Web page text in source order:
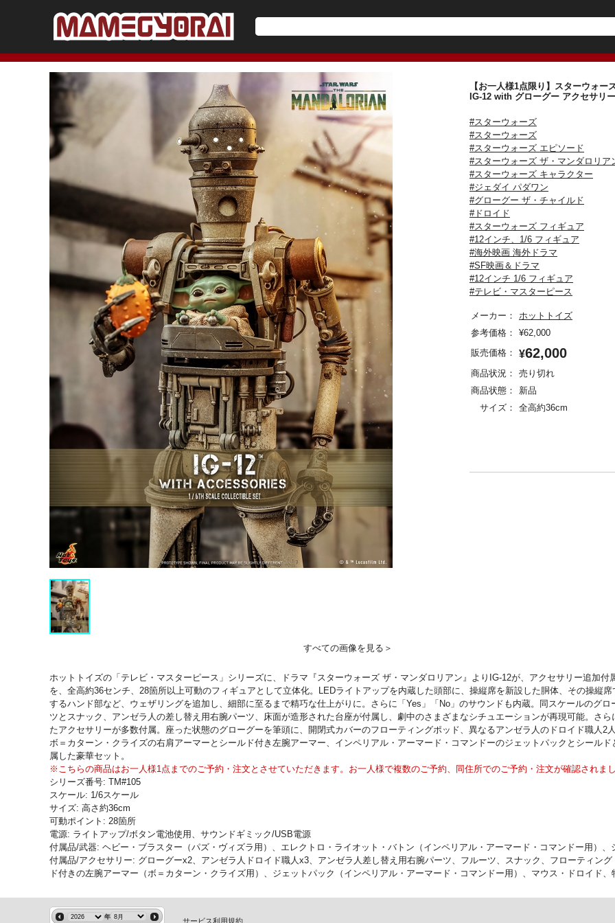
すべての画像を見る＞
【お一人様1点限り】スターウォ
IG-12 with グローグー アクセサ
#スターウォーズ
#スターウォーズ
#スターウォーズ エピソード
#スターウォーズ ザ・マンダロリア
#スターウォーズ キャラクター
#ジェダイ パダワン
#グローグー ザ・チャイルド
#ドロイド
#スターウォーズ フィギュア
#12インチ、1/6 フィギュア
#海外映画 海外ドラマ
#SF映画＆ドラマ
#12インチ 1/6 フィギュア
#テレビ・マスターピース
メーカー：
ホットトイズ
参考価格：
¥62,000
販売価格：
¥62,000
商品状況：
売り切れ
商品状態：
新品
サイズ：
全高約36cm
ホットトイズの「テレビ・マスターピース」シリーズに、ドラマ『スターウォーズ ザ・マンダロリアン』よりIG-12が、アクセサリー追加
を、全高約36センチ、28箇所以上可動のフィギュアとして立体化。LEDライトアップを内蔵した頭部に、操縦席を新設した胴体、その操縦
するハンド部など、ウェザリングを追加し、細部に至るまで精巧な仕上がりに。さらに「Yes」「No」のサウンドも内蔵。同スケールのグ
ツとスナック、アンゼラ人の差し替え用右腕パーツ、床面が造形された台座が付属し、劇中のさまざまなシチュエーションが再現可能。さ
たアクセサリーが多数付属。座った状態のグローグーを筆頭に、開閉式カバーのフローティングポッド、異なるアンゼラ人のドロイド職人
ボ＝カターン・クライズの右肩アーマーとシールド付き左腕アーマー、インペリアル・アーマード・コマンドーのジェットパックとシール
属した豪華セット。
※こちらの商品はお一人様1点までのご予約・注文とさせていただきます。お一人様で複数のご予約、同住所でのご予約・注文が確認されま
シリーズ番号: TM#105
スケール: 1/6スケール
サイズ: 高さ約36cm
可動ポイント: 28箇所
電源: ライトアップ/ボタン電池使用、サウンドギミック/USB電源
付属品/武器: ヘビー・ブラスター（パズ・ヴィズラ用）、エレクトロ・ライオット・バトン（インペリアル・アーマード・コマンドー用）
付属品/アクセサリー: グローグーx2、アンゼラ人ドロイド職人x3、アンゼラ人差し替え用右腕パーツ、フルーツ、スナック、フローティン
ド付きの左腕アーマー（ボ＝カターン・クライズ用）、ジェットパック（インペリアル・アーマード・コマンドー用）、マウス・ドロイド、
年
サービス利用規約